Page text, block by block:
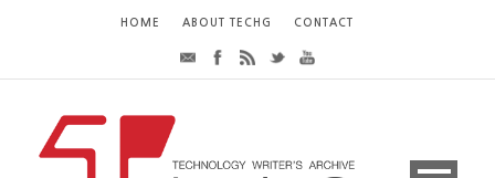
HOME ABOUT TECHG CONTACT